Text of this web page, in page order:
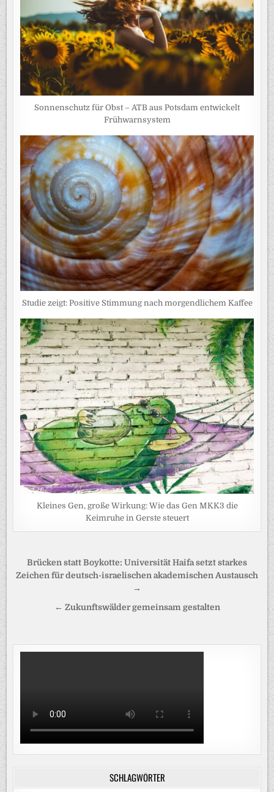
Sonnenschutz für Obst – ATB aus Potsdam entwickelt
Frühwarnsystem
Studie zeigt: Positive Stimmung nach morgendlichem Kaffee
Kleines Gen, große Wirkung: Wie das Gen MKK3 die
Keimruhe in Gerste steuert
Beitragsnavigation
Brücken statt Boykotte: Universität Haifa setzt starkes
Zeichen für deutsch-israelischen akademischen Austausch
→
← Zukunftswälder gemeinsam gestalten
SCHLAGWÖRTER